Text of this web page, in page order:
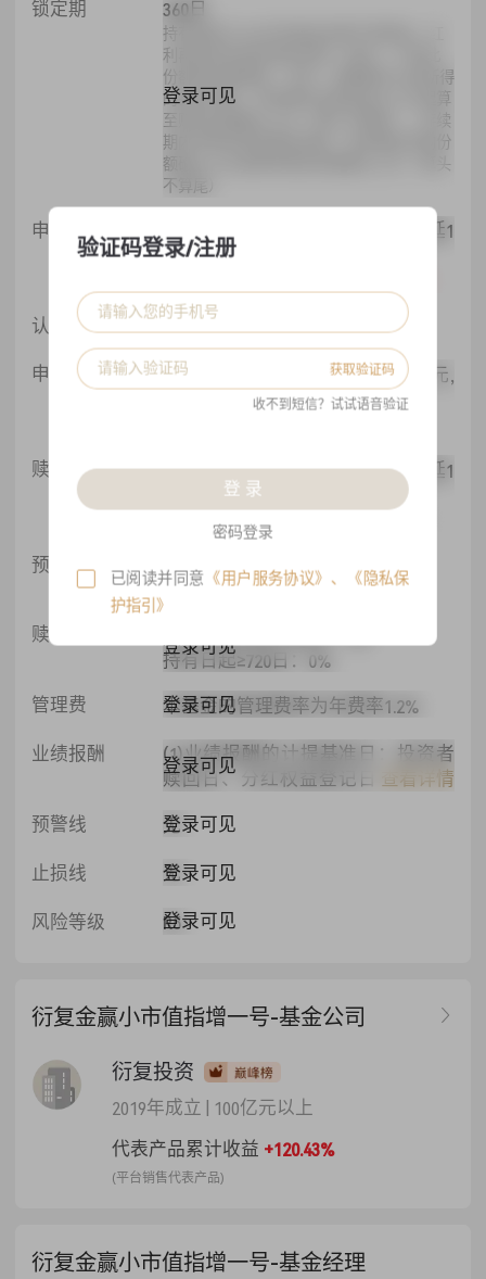
锁定期 360日
持有期低于360天的基金份额不得赎回，红
利再投资所得的基金份额（如有）,不受此
份额锁定期限制。 其中，募集期内认购所得
的基金份额，持有期自本基金成立之日起算
至赎回份额确认之日（算头不算尾）；存续
期内申购所得的基金份额，持有期自申购份
额确认之日起算至赎回份额确认之日（算头
不算尾）
登录可见
申购开放日
每年每月的15日，遇非交易日顺延1
个交易日
登录可见
认购费 价外法, 1
登录可见
申购费
价外法, 0万元≤投资金额<100万元,
1%（仅追加）
赎回开放日
每年每月的15日，遇非交易日顺延1
个交易日
最晚提交时间：T(开放日)-1交易日15:00
登录可见
预估赎回日 2026-08-17
请于2026-08-14 15:00前提交赎回申请
登录可见
赎回费
持有日起≥720日：0%
登录可见
管理费 本基金的管理费率为年费率1.2%
登录可见
业绩报酬
(1)业绩报酬的计提基准日：投资者
赎回日、分红权益登记日、基金清
绩报酬基准日的间隔不应短于3个
及合同约定的其他业绩报酬计提基
(2)业绩报酬的计算：业绩报酬的计
份额或赎回份额累计净值大于上次
成功计提基准日（首次计提时，则
计算每笔份额在上一成功计提基准
日至本次计提基准日持有期间的基
上次成功计提基准日基金份额累计
净值部分按20%比例进行计提。
查看详情
登录可见
预警线 无
登录可见
止损线 无
登录可见
风险等级 R5
登录可见
衍复金赢小市值指增一号-基金公司
衍复投资
2019年成立
100亿元以上
代表产品累计收益 +120.43%
(平台销售代表产品)
衍复金赢小市值指增一号-基金经理
验证码登录/注册
获取验证码
收不到短信？试试语音验证
登 录
密码登录
已阅读并同意 《用户服务协议》 、
《隐私保
护指引》